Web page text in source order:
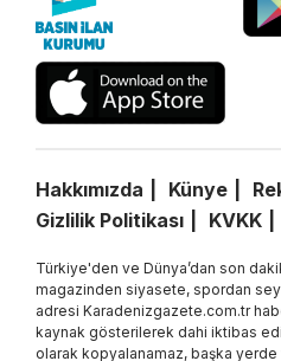
Hakkımızda Künye
Gizlilik Politikası
KVKK
Türkiye'den ve Dünya’dan son
magazinden siyasete, spordan
adresi Karadenizgazete.com.tr
kaynak gösterilerek dahi iktibas
olarak kopyalanamaz, başka yerde